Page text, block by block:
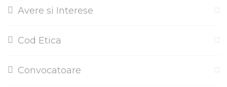
Avere si Interese
Cod Etica
Convocatoare